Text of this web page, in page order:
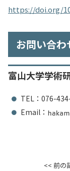
https://doi.org/
お問い合わ
富山大学学術
TEL：076-
Email：
<< 前の